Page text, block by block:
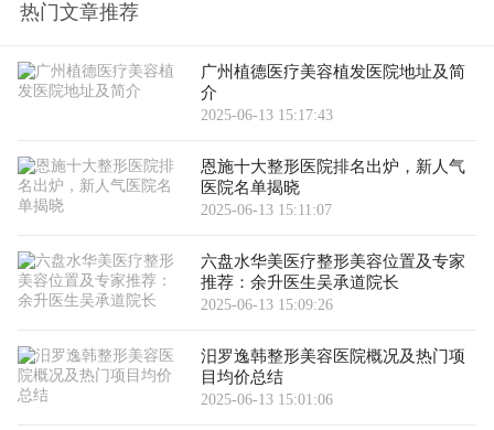
热门文章推荐
广州植德医疗美容植发医院地址及简
介
2025-06-13 15:17:43
恩施十大整形医院排名出炉，新人气
医院名单揭晓
2025-06-13 15:11:07
六盘水华美医疗整形美容位置及专家
推荐：余升医生吴承道院长
2025-06-13 15:09:26
汨罗逸韩整形美容医院概况及热门项
目均价总结
2025-06-13 15:01:06